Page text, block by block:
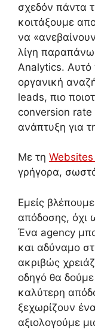
σχεδόν πάντα
κοιτάξουμε
να
λίγη παραπάνω
Analytics. Αυτό
οργανική
leads, πιο
conversion rate
ανάπτυξη για
Με τη Websites
γρήγορα,
Εμείς
απόδοσης, όχι
Ένα agency
και αδύναμο
ακριβώς
οδηγό θα
καλύτερη
ξεχωρίζουν
αξιολογούμε